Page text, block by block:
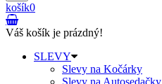
košík0
Váš košík je prázdný!
SLEVY
Slevy na Kočárky
Slevy na Autosedačky